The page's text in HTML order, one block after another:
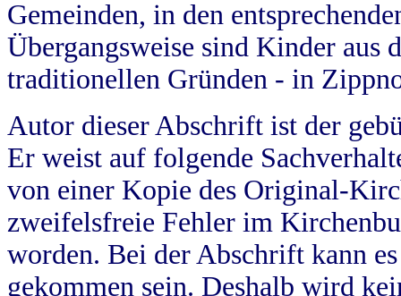
Gemeinden, in den
Übergangsweise sind Kinder aus
traditionellen Gründen - in
Autor dieser Abschrift ist der
Er weist auf folgende
von einer Kopie des Original-
zweifelsfreie Fehler im
worden. Bei der Abschrift kann
gekommen sein. Deshalb wird